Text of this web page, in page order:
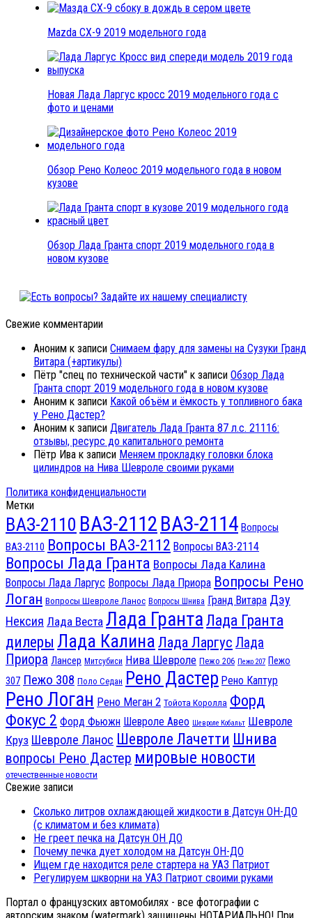
Mazda CX-9 2019 модельного года
Новая Лада Ларгус кросс 2019 модельного года с
фото и ценами
Обзор Рено Колеос 2019 модельного года в новом
кузове
Обзор Лада Гранта спорт 2019 модельного года в
новом кузове
Свежие комментарии
Аноним к записи Снимаем фару для замены на Сузуки Гранд
Витара (+артикулы)
Пётр "спец по технической части" к записи Обзор Лада
Гранта спорт 2019 модельного года в новом кузове
Аноним к записи Какой объём и ёмкость у топливного бака
у Рено Дастер?
Аноним к записи Двигатель Лада Гранта 87 л.с. 21116:
отзывы, ресурс до капитального ремонта
Пётр Ива к записи Меняем прокладку головки блока
цилиндров на Нива Шевроле своими руками
Политика конфиденциальности
Метки
ВАЗ-2110 ВАЗ-2112 ВАЗ-2114 Вопросы
ВАЗ-2110 Вопросы ВАЗ-2112 Вопросы ВАЗ-2114
Вопросы Лада Гранта Вопросы Лада Калина
Вопросы Лада Ларгус Вопросы Лада Приора Вопросы Рено
Логан Вопросы Шевроле Ланос Вопросы Шнива Гранд Витара Дэу
Нексия Лада Веста Лада Гранта Лада Гранта
дилеры Лада Калина Лада Ларгус Лада
Приора Лансер Митсубиси Нива Шевроле Пежо 206 Пежо 207 Пежо
307 Пежо 308 Поло Седан Рено Дастер Рено Каптур
Рено Логан Рено Меган 2 Тойота Королла Форд
Фокус 2 Форд Фьюжн Шевроле Авео Шевроле Кобальт Шевроле
Круз Шевроле Ланос Шевроле Лачетти Шнива
вопросы Рено Дастер мировые новости
отечественные новости
Свежие записи
Сколько литров охлаждающей жидкости в Датсун ОН-ДО
(с климатом и без климата)
Не греет печка на Датсун ОН ДО
Почему печка дует холодом на Датсун ОН-ДО
Ищем где находится реле стартера на УАЗ Патриот
Регулируем шкворни на УАЗ Патриот своими руками
Портал о французских автомобилях - все фотографии с